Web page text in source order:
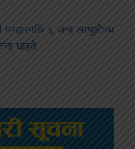
प्रहारपछि ६ जना लागूऔषध
घाइते